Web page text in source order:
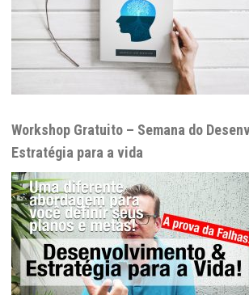
Workshop Gratuito – Semana do
Estratégia para a vida